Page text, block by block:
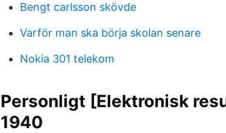
Bengt carlsson skövde
Varför man ska börja skolan senare
Nokia 301 telekom
Personligt [Elektronisk
1940